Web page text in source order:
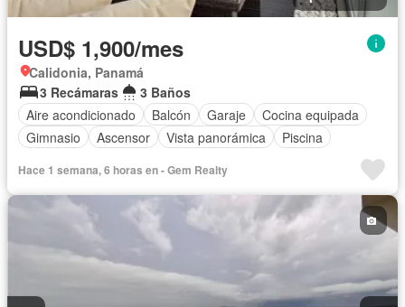
USD$ 1,900/mes
Calidonia, Panamá
3 Recámaras
3 Baños
Aire acondicionado
Balcón Garaje
Cocina equipada
Gimnasio
Ascensor Vista panorámica Piscina
Hace 1 semana, 6 horas en - Gem Realty